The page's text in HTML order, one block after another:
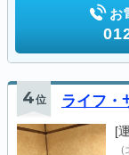
お
4位 ライフ・
[